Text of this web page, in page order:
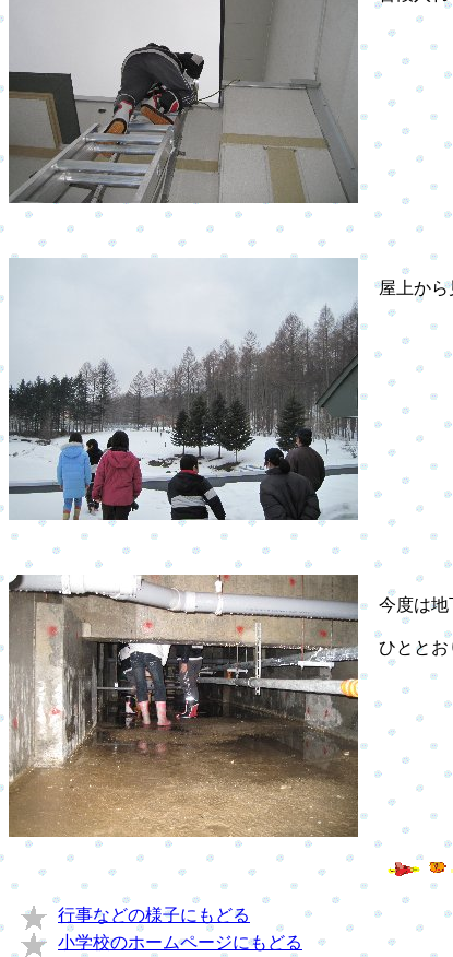
屋上から
今度は地
ひととお
行事などの様子にもどる
小学校のホームページにもどる